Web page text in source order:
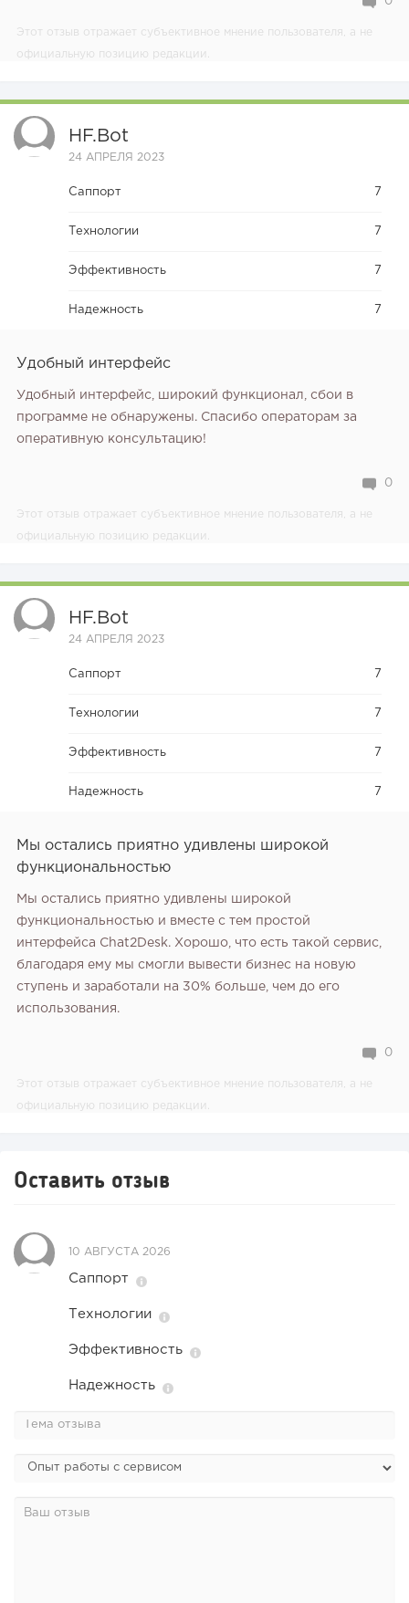
Этот отзыв отражает субъективное мнение пользователя, а не
официальную позицию редакции.
HF.bot
24 АПРЕЛЯ 2023
Саппорт 7
Технологии 7
Эффективность 7
Надежность 7
Удобный интерфейс
Удобный интерфейс, широкий функционал, сбои в
программе не обнаружены. Спасибо операторам за
оперативную консультацию!
0
Этот отзыв отражает субъективное мнение пользователя, а не
официальную позицию редакции.
HF.bot
24 АПРЕЛЯ 2023
Саппорт 7
Технологии 7
Эффективность 7
Надежность 7
Мы остались приятно удивлены широкой
функциональностью
Мы остались приятно удивлены широкой
функциональностью и вместе с тем простой
интерфейса Chat2Desk. Хорошо, что есть такой сервис,
благодаря ему мы смогли вывести бизнес на новую
ступень и заработали на 30% больше, чем до его
использования.
0
Этот отзыв отражает субъективное мнение пользователя, а не
официальную позицию редакции.
Оставить отзыв
10 АВГУСТА 2026
Саппорт
Технологии
Эффективность
Надежность